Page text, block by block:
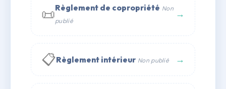
📜Règlement de copropriété Non
publié
→
📋Règlement intérieur Non publié →